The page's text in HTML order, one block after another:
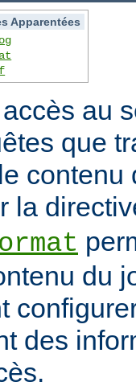
Apparentées
au
que
la
du
des